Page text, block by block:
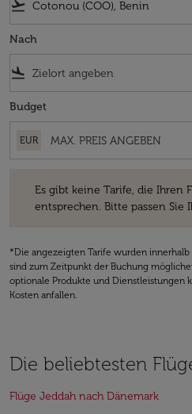
flight_takeoff
Nach
flight_land
Budget
EUR
Es gibt keine Tarife, die Ihren
entsprechen. Bitte passen Sie
*Die angezeigten Tarife wurden
sind zum Zeitpunkt der Buchung
optionale Produkte und Dienstleistungen
Kosten anfallen.
Die beliebtesten
Flüge Jeddah nach Dänemark